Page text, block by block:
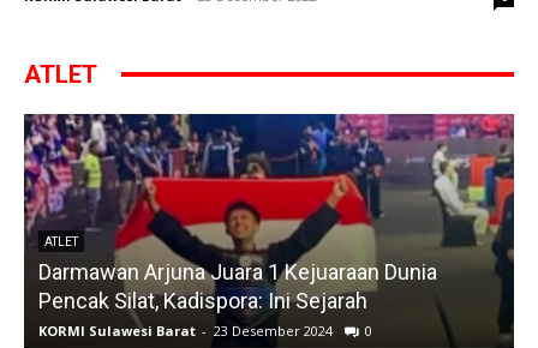
ATLET
ATLET
Darmawan Arjuna Juara 1 Kejuaraan Dunia
Pencak Silat, Kadispora: Ini Sejarah
KORMI Sulawesi Barat - 23 Desember 2024 0